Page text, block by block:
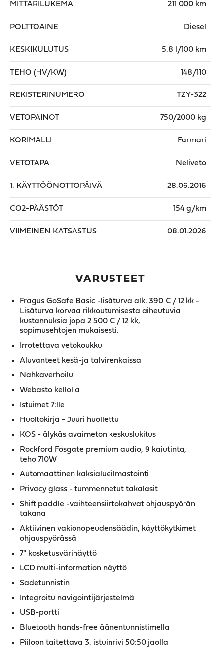
MITTARILUKEMA 211 000 km
POLTTOAINE Diesel
KESKIKULUTUS 5.8 l/100 km
TEHO (HV/KW) 148/110
REKISTERINUMERO TZY-322
VETOPAINOT 750/2000 kg
KORIMALLI Farmari
VETOTAPA Neliveto
1. KÄYTTÖÖNOTTOPÄIVÄ 28.06.2016
CO2-PÄÄSTÖT 154 g/km
VIIMEINEN KATSASTUS 08.01.2026
VARUSTEET
Fragus GoSafe Basic -lisäturva alk. 390 € / 12 kk -
Lisäturva korvaa rikkoutumisesta aiheutuvia
kustannuksia jopa 2 500 € / 12 kk,
sopimusehtojen mukaisesti.
Irrotettava vetokoukku
Aluvanteet kesä-ja talvirenkaissa
Nahkaverhoilu
Webasto kellolla
Istuimet 7:lle
Huoltokirja - Juuri huollettu
KOS - älykäs avaimeton keskuslukitus
Rockford Fosgate premium audio, 9 kaiutinta,
teho 710W
Automaattinen kaksialueilmastointi
Privacy glass - tummennetut takalasit
Shift paddle -vaihteensiirtokahvat ohjauspyörän
takana
Aktiivinen vakionopeudensäädin, käyttökytkimet
ohjauspyörässä
7" kosketusvärinäyttö
LCD multi-information näyttö
Sadetunnistin
Integroitu navigointijärjestelmä
USB-portti
Bluetooth hands-free äänentunnistimella
Piiloon taitettava 3. istuinrivi 50:50 jaolla